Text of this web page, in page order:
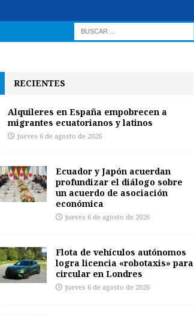
RECIENTES
Alquileres en España empobrecen a
migrantes ecuatorianos y latinos
jueves 6 de agosto de 2026
Ecuador y Japón acuerdan
profundizar el diálogo sobre
un acuerdo de asociación
económica
jueves 6 de agosto de 2026
Flota de vehículos autónomos
logra licencia «robotaxis» para
circular en Londres
jueves 6 de agosto de 2026